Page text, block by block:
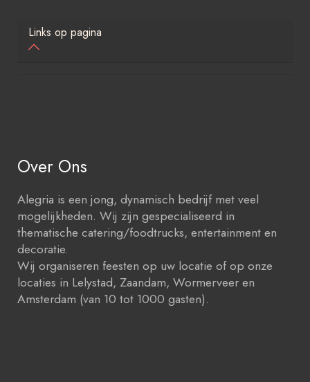
Links op pagina
Over Ons
Alegria is een jong, dynamisch bedrijf met veel
mogelijkheden. Wij zijn gespecialiseerd in
thematische catering/foodtrucks, entertainment en
decoratie.
Wij organiseren feesten op uw locatie of op onze
locaties in Lelystad, Zaandam, Wormerveer en
Amsterdam (van 10 tot 1000 gasten).